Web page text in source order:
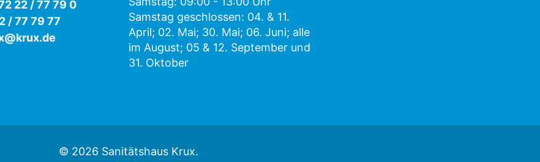
22 / 77 79 0
/ 77 79 77
Samstag geschlossen: 04. & 11.
April; 02. Mai; 30. Mai; 06. Juni; alle
im August; 05 & 12. September und
31. Oktober
© 2026 Sanitätshaus Krux.